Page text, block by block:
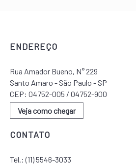
ENDEREÇO
Rua Amador Bueno, N° 229
Santo Amaro - São Paulo - SP
CEP: 04752-005 / 04752-900
Veja como chegar
CONTATO
Tel.:(11) 5546-3033